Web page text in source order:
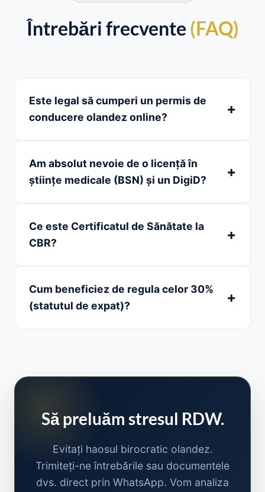
Întrebări frecvente (FAQ)
Este legal să cumperi un permis de
conducere olandez online?
Am absolut nevoie de o licență în
științe medicale (BSN) și un DigiD?
Ce este Certificatul de Sănătate la
CBR?
Cum beneficiez de regula celor 30%
(statutul de expat)?
Să preluăm stresul RDW.
Evitați haosul birocratic olandez.
Trimiteți-ne întrebările sau documentele
dvs. direct prin WhatsApp. Vom analiza